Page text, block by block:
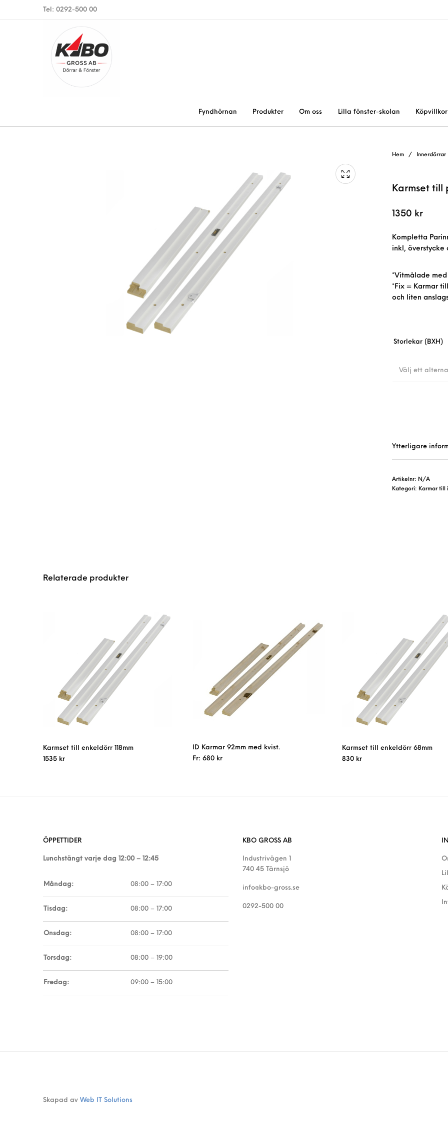
Tel: 0292-500 00
Fyndhörnan Produkter Om oss Lilla fönster-skolan Köpvillkor
Hem / Innerdörrar
Karmset till
1350 kr
Kompletta
inkl, överstycke
*Vitmålade med
*Fix = Karmar
och liten
Storlekar (BXH)
Välj ett
Ytterligare
Artikelnr: N/A
Kategori: Karmar till
Relaterade produkter
Karmset till enkeldörr 118mm
1535 kr
Den här produkten har flera varianter. De olika alternativen kan väljas på
ID Karmar 92mm med kvist.
Fr: 680 kr
Den här produkten har flera
Karmset till enkeldörr 68mm
830 kr
ÖPPETTIDER
Lunchstängt varje dag 12:00 – 12:45
Måndag: 08:00 – 17:00
Tisdag: 08:00 – 17:00
Onsdag: 08:00 – 17:00
Torsdag: 08:00 – 19:00
Fredag: 09:00 – 15:00
KBO GROSS AB
Industrivägen 1
740 45 Tärnsjö
info@kbo-gross.se
0292-500 00
Skapad av Web IT Solutions